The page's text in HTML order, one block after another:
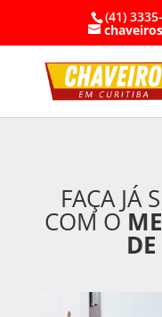
(41)
FAÇA JÁ
COM O